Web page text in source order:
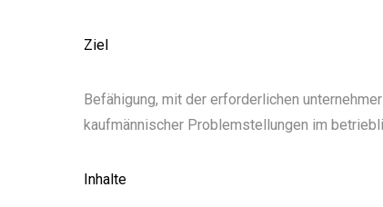
Ziel
Befähigung, mit der erforderlichen
kaufmännischer Problemstellungen im
Inhalte